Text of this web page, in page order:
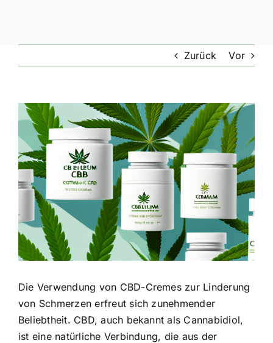
Zurück Vor
Zeige
grösseres
Bild
Die Verwendung von CBD-Cremes zur Linderung
von Schmerzen erfreut sich zunehmender
Beliebtheit. CBD, auch bekannt als Cannabidiol,
ist eine natürliche Verbindung, die aus der